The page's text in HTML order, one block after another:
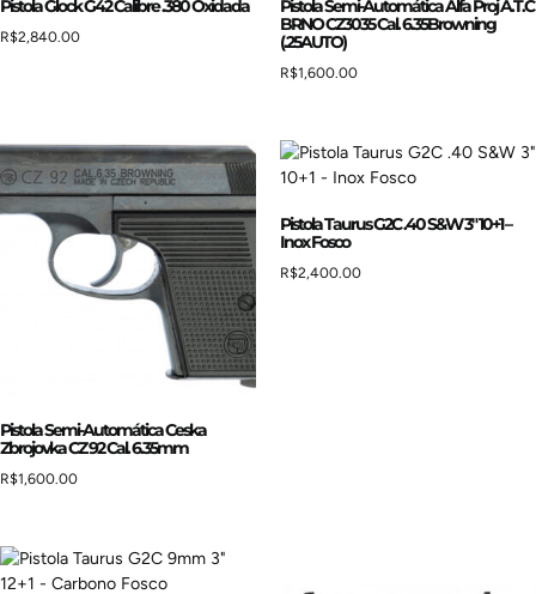
Pistola Glock G42 Calibre .380 Oxidada
R$2,840.00
Pistola Semi-Automática Alfa Proj A.T.C
BRNO CZ3035 Cal. 6.35Browning
(.25AUTO)
R$1,600.00
Pistola Semi-Automática Ceska
Zbrojovka CZ 92 Cal. 6.35mm
R$1,600.00
Pistola Taurus G2C .40 S&W 3″ 10+1 –
Inox Fosco
R$2,400.00